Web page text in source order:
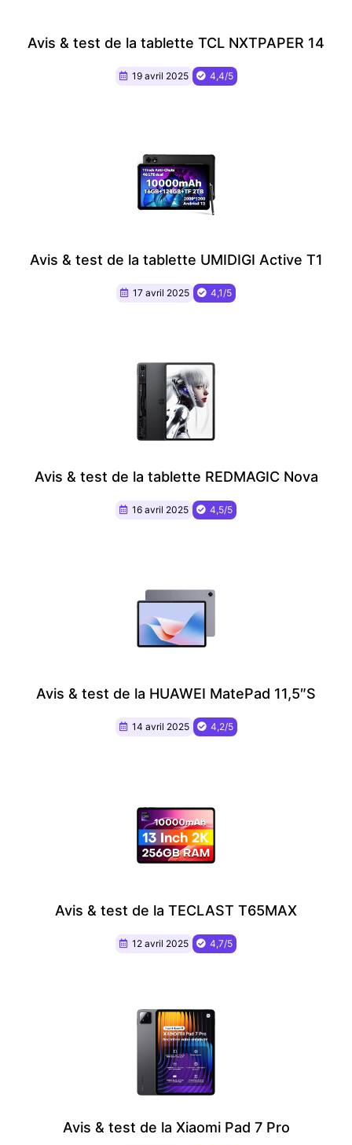
Avis & test de la tablette TCL NXTPAPER 14
19 avril 2025 4,4/5
Avis & test de la tablette UMIDIGI Active T1
17 avril 2025 4,1/5
Avis & test de la tablette REDMAGIC Nova
16 avril 2025 4,5/5
Avis & test de la HUAWEI MatePad 11,5″S
14 avril 2025 4,2/5
Avis & test de la TECLAST T65MAX
12 avril 2025 4,7/5
Avis & test de la Xiaomi Pad 7 Pro